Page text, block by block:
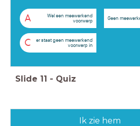
A
Wel een meewerkend
voorwerp
Geen
C
er staat geen meewerkend
voorwerp in
Slide 11 - Quiz
Ik zie hem